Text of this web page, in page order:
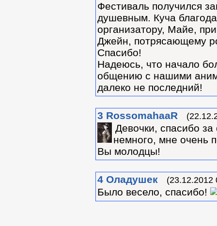
Фестиваль получился
душевным. Куча
организатору, Майе,
Джейн, потрясающему
Спасибо!
Надеюсь, что начало
общению с нашими
далеко не последний!
3 RossomahaaR
Девочки, спасибо
немного, мне очень
Вы молодцы!
4 Оладушек (23.12.2012
Было весело, спасибо!